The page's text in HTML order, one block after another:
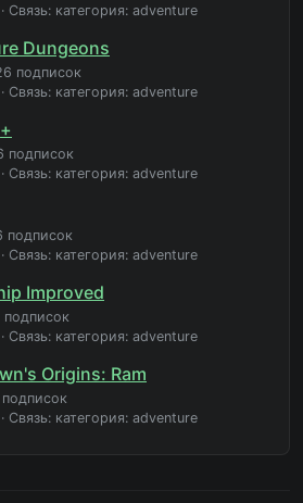
· Связь: категория: adventure
Dungeons
подписок
· Связь: категория: adventure
подписок
· Связь: категория: adventure
подписок
· Связь: категория: adventure
Improved
подписок
· Связь: категория: adventure
Origins: Ram
· Связь: категория: adventure